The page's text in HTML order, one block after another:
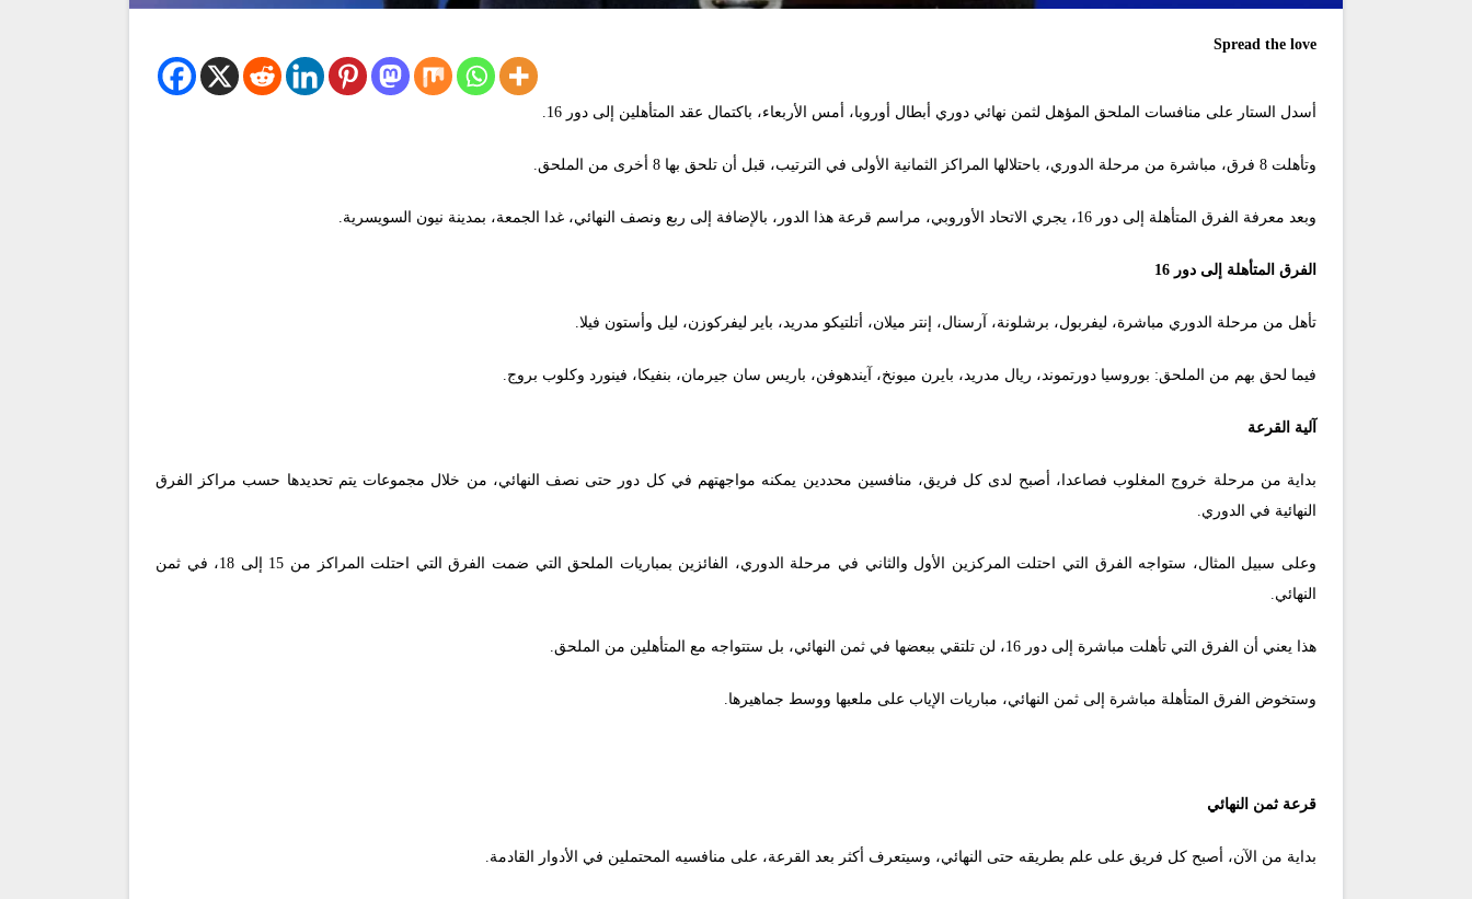
Spread the love
أسدل الستار على منافسات الملحق المؤهل لثمن نهائي دوري أبطال أوروبا، أمس الأربعاء، باكتمال عقد المتأهلين إلى دور 16.
وتأهلت 8 فرق، مباشرة من مرحلة الدوري، باحتلالها المراكز الثمانية الأولى في الترتيب، قبل أن تلحق بها 8 أخرى من الملحق.
وبعد معرفة الفرق المتأهلة إلى دور 16، يجري الاتحاد الأوروبي، مراسم قرعة هذا الدور، بالإضافة إلى ربع ونصف النهائي، غدا الجمعة، بمدينة نيون السويسرية.
الفرق المتأهلة إلى دور 16
تأهل من مرحلة الدوري مباشرة، ليفربول، برشلونة، آرسنال، إنتر ميلان، أتلتيكو مدريد، باير ليفركوزن، ليل وأستون فيلا.
فيما لحق بهم من الملحق: بوروسيا دورتموند، ريال مدريد، بايرن ميونخ، آيندهوفن، باريس سان جيرمان، بنفيكا، فينورد وكلوب بروج.
آلية القرعة
بداية من مرحلة خروج المغلوب فصاعدا، أصبح لدى كل فريق، منافسين محددين يمكنه مواجهتهم في كل دور حتى نصف النهائي، من خلال مجموعات يتم تحديدها حسب مراكز الفرق
النهائية في الدوري.
وعلى سبيل المثال، ستواجه الفرق التي احتلت المركزين الأول والثاني في مرحلة الدوري، الفائزين بمباريات الملحق التي ضمت الفرق التي احتلت المراكز من 15 إلى 18، في ثمن
النهائي.
هذا يعني أن الفرق التي تأهلت مباشرة إلى دور 16، لن تلتقي ببعضها في ثمن النهائي، بل ستتواجه مع المتأهلين من الملحق.
وستخوض الفرق المتأهلة مباشرة إلى ثمن النهائي، مباريات الإياب على ملعبها ووسط جماهيرها.
قرعة ثمن النهائي
بداية من الآن، أصبح كل فريق على علم بطريقه حتى النهائي، وسيتعرف أكثر بعد القرعة، على منافسيه المحتملين في الأدوار القادمة.